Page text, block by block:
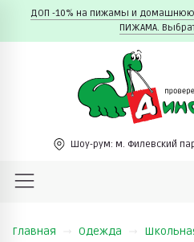
ДОП -10% на пижамы и
ПИЖАМА.
Шоу-рум: м. Филевский
Главная Одежда